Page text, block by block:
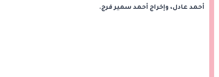
أحمد عادل، وإخراج أحمد سمير فرج.